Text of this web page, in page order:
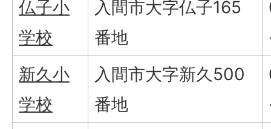
仏子小
学校
入間市大字仏子165
番地
新久小
学校
入間市大字新久500
番地